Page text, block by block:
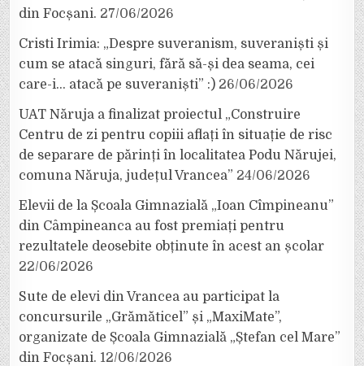
din Focșani. 27/06/2026
Cristi Irimia: „Despre suveranism, suveraniști și
cum se atacă singuri, fără să-și dea seama, cei
care-i… atacă pe suveraniști” :) 26/06/2026
UAT Năruja a finalizat proiectul „Construire
Centru de zi pentru copiii aflați în situație de risc
de separare de părinți în localitatea Podu Nărujei,
comuna Năruja, județul Vrancea” 24/06/2026
Elevii de la Școala Gimnazială „Ioan Cîmpineanu”
din Câmpineanca au fost premiați pentru
rezultatele deosebite obținute în acest an școlar
22/06/2026
Sute de elevi din Vrancea au participat la
concursurile „Grămăticel” și „MaxiMate”,
organizate de Școala Gimnazială „Ștefan cel Mare”
din Focșani. 12/06/2026